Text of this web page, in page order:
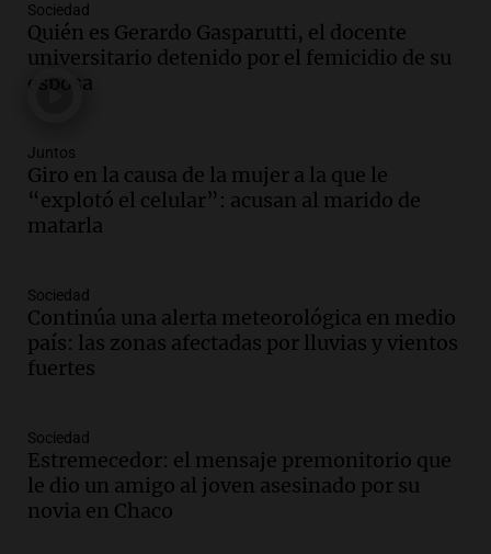
Audio.
privada: el ruido que tapa cosas
importantes
Editorial
Audio.
niños con cáncer reciban regalos por el
día del niño.
La Argentina Posible
se mudó a Córdoba y hoy lleva la
bandera de la universidad
La Argentina Posible
Episodios
una mejora económica, pero modera
sus expectativas
Ahora país
Episodios
Sociedad
Quién es Gerardo Gasparutti, el docente
universitario detenido por el femicidio de su
esposa
Juntos
Giro en la causa de la mujer a la que le
“explotó el celular”: acusan al marido de
matarla
Sociedad
Continúa una alerta meteorológica en medio
país: las zonas afectadas por lluvias y vientos
fuertes
Sociedad
Estremecedor: el mensaje premonitorio que
le dio un amigo al joven asesinado por su
novia en Chaco